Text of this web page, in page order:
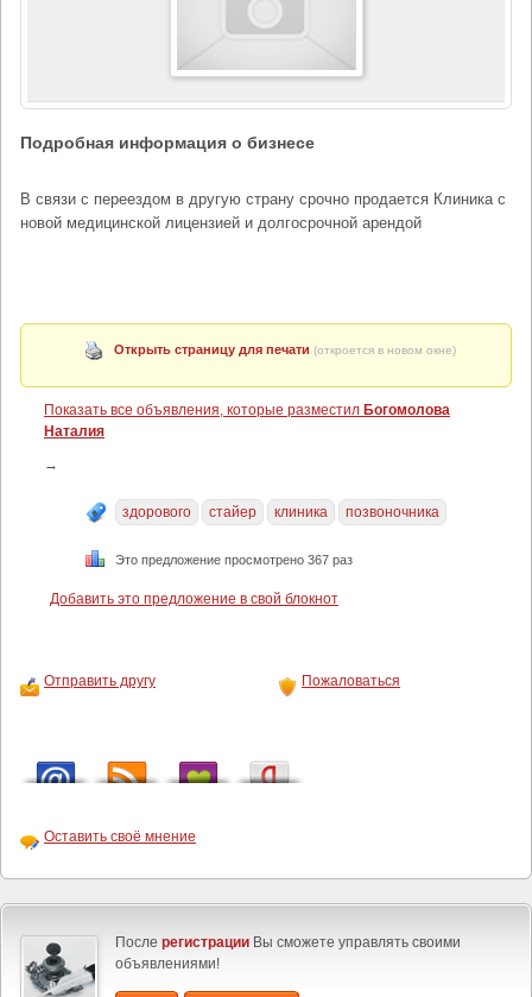
Подробная информация о бизнесе
В связи с переездом в другую страну срочно продается Клиника с
новой медицинской лицензией и долгосрочной арендой
Открыть страницу для печати (откроется в новом окне)
Показать все объявления, которые разместил Богомолова
Наталия
→
здорового стайер клиника позвоночника
Это предложение просмотрено 367 раз
Добавить это предложение в свой блокнот
Отправить другу Пожаловаться
Оставить своё мнение
После регистрации Вы сможете управлять своими
объявлениями!